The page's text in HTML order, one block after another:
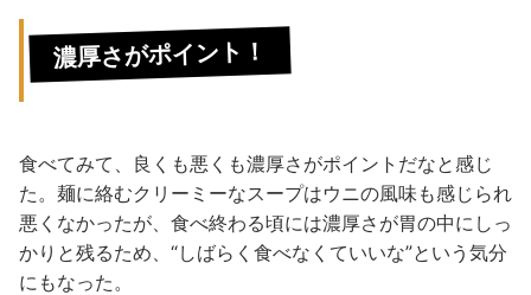
濃厚さがポイント！
食べてみて、良くも悪くも濃厚さがポイントだなと感じ
た。麺に絡むクリーミーなスープはウニの風味も感じられ
悪くなかったが、食べ終わる頃には濃厚さが胃の中にしっ
かりと残るため、“しばらく食べなくていいな”という気分
にもなった。